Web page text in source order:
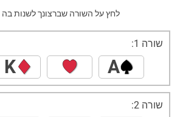
לחץ על השורה שברצונך לשנות
שורה 1:
A
K
שורה 2: